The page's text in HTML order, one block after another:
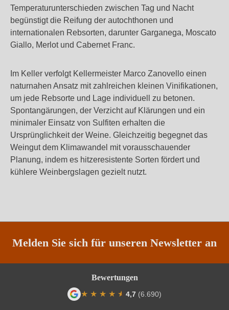
Temperaturunterschieden zwischen Tag und Nacht
begünstigt die Reifung der autochthonen und
internationalen Rebsorten, darunter Garganega, Moscato
Giallo, Merlot und Cabernet Franc.
Im Keller verfolgt Kellermeister Marco Zanovello einen
naturnahen Ansatz mit zahlreichen kleinen Vinifikationen,
um jede Rebsorte und Lage individuell zu betonen.
Spontangärungen, der Verzicht auf Klärungen und ein
minimaler Einsatz von Sulfiten erhalten die
Ursprünglichkeit der Weine. Gleichzeitig begegnet das
Weingut dem Klimawandel mit vorausschauender
Planung, indem es hitzeresistente Sorten fördert und
kühlere Weinbergslagen gezielt nutzt.
Melden Sie sich für unseren Newsletter an
Bewertungen
★ ★ ★ ★ ★
★ 4,7 (6.690)